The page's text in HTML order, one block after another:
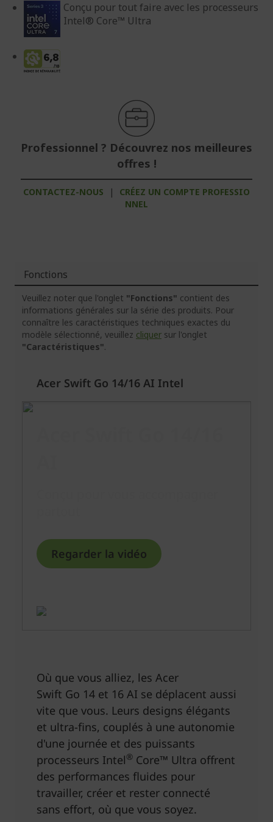
Conçu pour tout faire avec les processeurs
Intel® Core™ Ultra
Professionnel ? Découvrez nos meilleures
offres !
CONTACTEZ-NOUS |
CRÉEZ UN COMPTE PROFESSIO
NNEL
Fonctions
Veuillez noter que l'onglet "Fonctions" contient des
informations générales sur la série des produits. Pour
connaître les caractéristiques techniques exactes du
modèle sélectionné, veuillez cliquer sur l'onglet
"Caractéristiques".